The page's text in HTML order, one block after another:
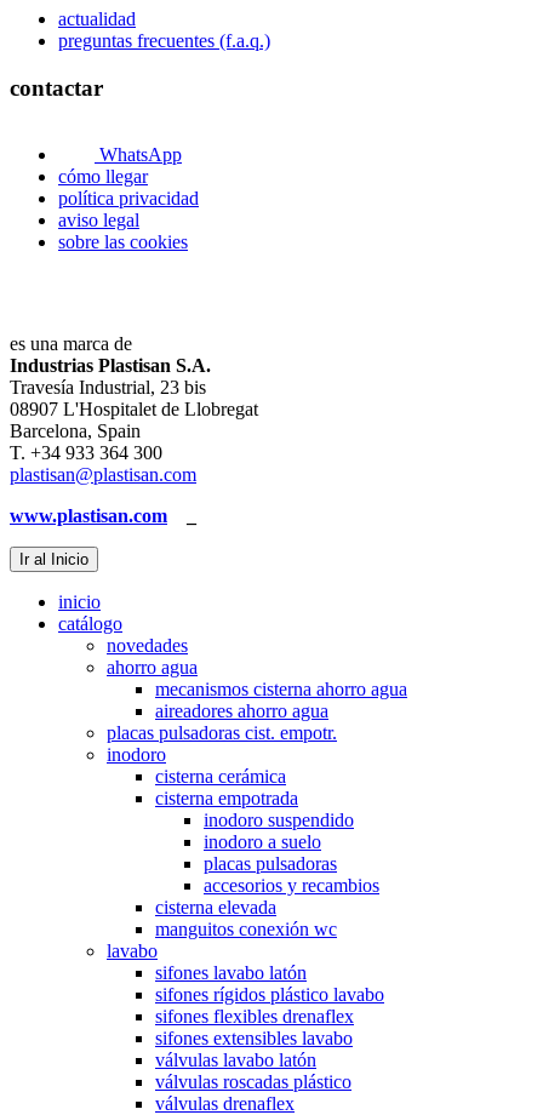
actualidad
preguntas frecuentes (f.a.q.)
contactar
WhatsApp
cómo llegar
política privacidad
aviso legal
sobre las cookies
es una marca de
Industrias Plastisan S.A.
Travesía Industrial, 23 bis
08907 L'Hospitalet de Llobregat
Barcelona, Spain
T. +34 933 364 300
plastisan@plastisan.com
www.plastisan.com
Ir al Inicio
inicio
catálogo
novedades
ahorro agua
mecanismos cisterna ahorro agua
aireadores ahorro agua
placas pulsadoras cist. empotr.
inodoro
cisterna cerámica
cisterna empotrada
inodoro suspendido
inodoro a suelo
placas pulsadoras
accesorios y recambios
cisterna elevada
manguitos conexión wc
lavabo
sifones lavabo latón
sifones rígidos plástico lavabo
sifones flexibles drenaflex
sifones extensibles lavabo
válvulas lavabo latón
válvulas roscadas plástico
válvulas drenaflex